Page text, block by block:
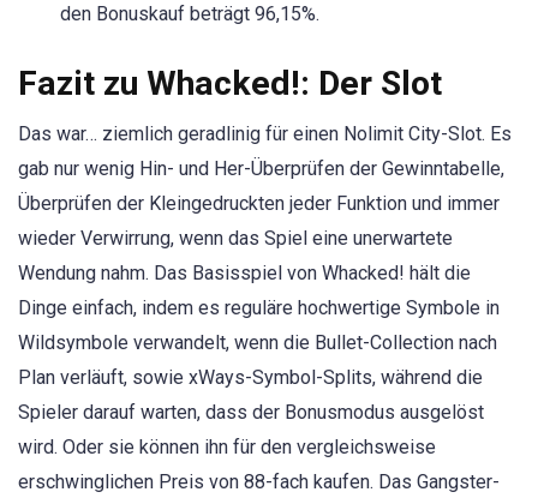
den Bonuskauf beträgt 96,15%.
Fazit zu Whacked!: Der Slot
Das war… ziemlich geradlinig für einen Nolimit City-Slot. Es
gab nur wenig Hin- und Her-Überprüfen der Gewinntabelle,
Überprüfen der Kleingedruckten jeder Funktion und immer
wieder Verwirrung, wenn das Spiel eine unerwartete
Wendung nahm. Das Basisspiel von Whacked! hält die
Dinge einfach, indem es reguläre hochwertige Symbole in
Wildsymbole verwandelt, wenn die Bullet-Collection nach
Plan verläuft, sowie xWays-Symbol-Splits, während die
Spieler darauf warten, dass der Bonusmodus ausgelöst
wird. Oder sie können ihn für den vergleichsweise
erschwinglichen Preis von 88-fach kaufen. Das Gangster-